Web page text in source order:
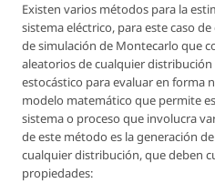
Existen varios métodos para la
sistema eléctrico, para este caso
de simulación de Montecarlo que
aleatorios de cualquier
estocástico para evaluar en forma
modelo matemático que permite
sistema o proceso que involucra
de este método es la generación
cualquier distribución, que deben
propiedades: